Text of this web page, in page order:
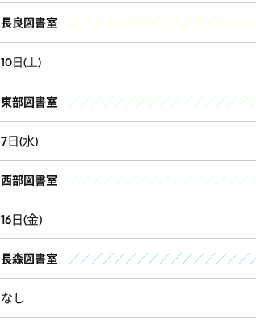
長良図書室 ／／／／／／／／／／／／／／／
10日(土)
東部図書室 ／／／／／／／／／／／／／／／
7日(水)
西部図書室 ／／／／／／／／／／／／／／／
16日(金)
長森図書室 ／／／／／／／／／／／／／／／
なし